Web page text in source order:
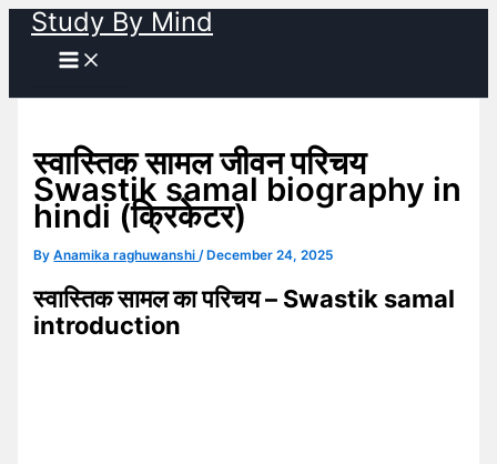
Skip
content
Study By Mind
स्वास्तिक सामल जीवन परिचय
Swastik samal biography in
hindi (क्रिकेटर)
ByAnamika raghuwanshi/ December 24, 2025
स्वास्तिक सामल का परिचय – Swastik samal
introduction